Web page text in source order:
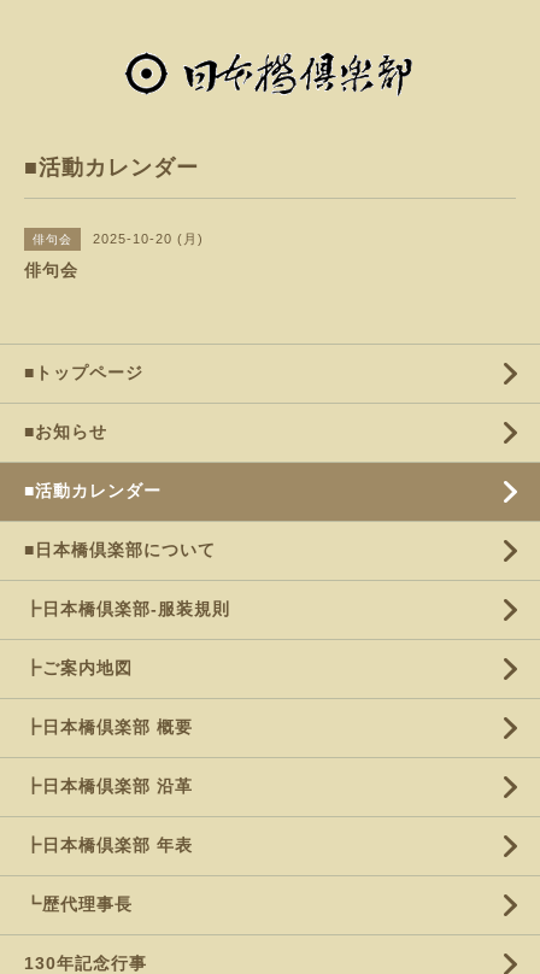
■活動カレンダー
俳句会 2025-10-20 (月)
俳句会
■トップページ
■お知らせ
■活動カレンダー
■日本橋倶楽部について
┣日本橋倶楽部-服装規則
┣ご案内地図
┣日本橋倶楽部 概要
┣日本橋倶楽部 沿革
┣日本橋倶楽部 年表
┗歴代理事長
130年記念行事